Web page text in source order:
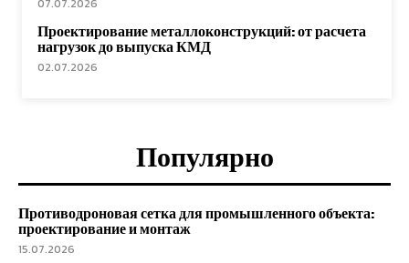
07.07.2026
Проектирование металлоконструкций: от расчета
нагрузок до выпуска КМД
02.07.2026
Популярно
Противодроновая сетка для промышленного объекта:
проектирование и монтаж
15.07.2026